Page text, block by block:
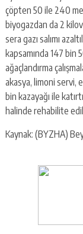
çöpten 50 ile 240
biyogazdan da 2
sera gazı salımı
kapsamında 147 bin
ağaçlandırma
akasya, limoni servi,
bin kazayağı ile
halinde rehabilite
Kaynak: (BYZHA)